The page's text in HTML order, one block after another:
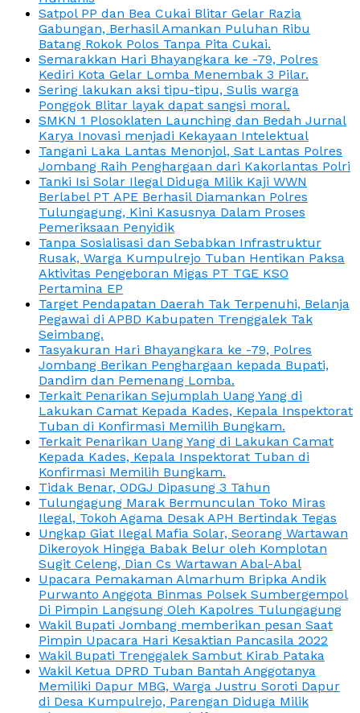
Satpol PP dan Bea Cukai Blitar Gelar Razia
Gabungan, Berhasil Amankan Puluhan Ribu
Batang Rokok Polos Tanpa Pita Cukai.
Semarakkan Hari Bhayangkara ke -79, Polres
Kediri Kota Gelar Lomba Menembak 3 Pilar.
Sering lakukan aksi tipu-tipu, Sulis warga
Ponggok Blitar layak dapat sangsi moral.
SMKN 1 Plosoklaten Launching dan Bedah Jurnal
Karya Inovasi menjadi Kekayaan Intelektual
Tangani Laka Lantas Menonjol, Sat Lantas Polres
Jombang Raih Penghargaan dari Kakorlantas Polri
Tanki Isi Solar Ilegal Diduga Milik Kaji WWN
Berlabel PT APE Berhasil Diamankan Polres
Tulungagung, Kini Kasusnya Dalam Proses
Pemeriksaan Penyidik
Tanpa Sosialisasi dan Sebabkan Infrastruktur
Rusak, Warga Kumpulrejo Tuban Hentikan Paksa
Aktivitas Pengeboran Migas PT TGE KSO
Pertamina EP
Target Pendapatan Daerah Tak Terpenuhi, Belanja
Pegawai di APBD Kabupaten Trenggalek Tak
Seimbang.
Tasyakuran Hari Bhayangkara ke -79, Polres
Jombang Berikan Penghargaan kepada Bupati,
Dandim dan Pemenang Lomba.
Terkait Penarikan Sejumplah Uang Yang di
Lakukan Camat Kepada Kades, Kepala Inspektorat
Tuban di Konfirmasi Memilih Bungkam.
Terkait Penarikan Uang Yang di Lakukan Camat
Kepada Kades, Kepala Inspektorat Tuban di
Konfirmasi Memilih Bungkam.
Tidak Benar, ODGJ Dipasung 3 Tahun
Tulungagung Marak Bermunculan Toko Miras
Ilegal, Tokoh Agama Desak APH Bertindak Tegas
Ungkap Giat Ilegal Mafia Solar, Seorang Wartawan
Dikeroyok Hingga Babak Belur oleh Komplotan
Sugit Celeng, Dian Cs Wartawan Abal-Abal
Upacara Pemakaman Almarhum Bripka Andik
Purwanto Anggota Binmas Polsek Sumbergempol
Di Pimpin Langsung Oleh Kapolres Tulungagung
Wakil Bupati Jombang memberikan pesan Saat
Pimpin Upacara Hari Kesaktian Pancasila 2022
Wakil Bupati Trenggalek Sambut Kirab Pataka
Wakil Ketua DPRD Tuban Bantah Anggotanya
Memiliki Dapur MBG, Warga Justru Soroti Dapur
di Desa Kumpulrejo, Parengan Diduga Milik